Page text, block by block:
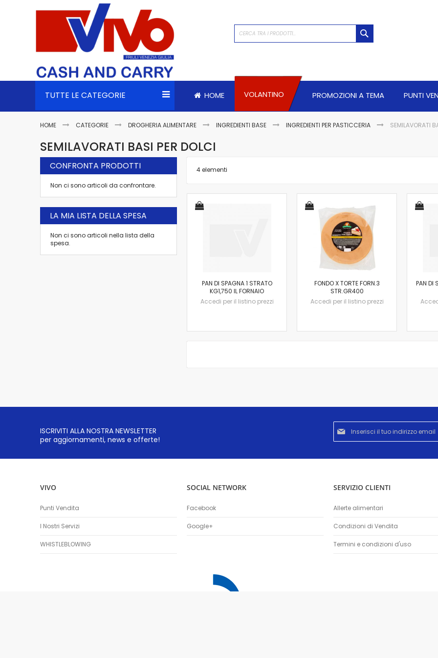
TUTTE LE CATEGORIE HOME VOLANTINO PROMOZIONI A TEMA PUNTI
HOME CATEGORIE DROGHERIA ALIMENTARE INGREDIENTI BASE INGREDIENTI PER PASTICCERIA SEMILAVORATI
SEMILAVORATI BASI PER DOLCI
4elementi
PAN DI SPAGNA 1 STRATO
KG1,750 IL FORNAIO
Accedi per il listino prezzi
FONDO X TORTE FORN.3
STR.GR400
Accedi per il listino prezzi
PAN DI
CONFRONTA PRODOTTI
Non ci sono articoli da confrontare.
LA MIA LISTA DELLA SPESA
Non ci sono articoli nella lista della
spesa.
ISCRIVITI ALLA NOSTRA NEWSLETTER
per aggiornamenti, news e offerte!
Iscriviti
alla
nostra
VIVO
Punti Vendita
I Nostri Servizi
WHISTLEBLOWING
SOCIAL NETWORK
Facebook
Google+
SERVIZIO CLIENTI
Allerte alimentari
Condizioni di Vendita
Termini e condizioni d'uso